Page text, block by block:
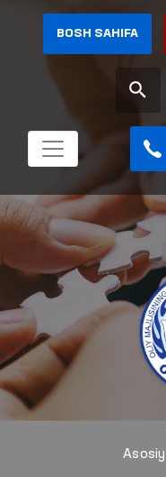
BOSH SAHIFA
Asosiy